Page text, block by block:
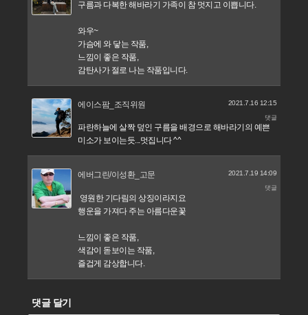
구름과 다복한 해바라기 가족이 참 멋지고 이쁩니다.
와우~
가슴에 와 닿는 작품,
느낌이 좋은 작품,
감탄사가 절로 나는 작품입니다.
에이스팜_조직위원 2021.7.16 12:15
댓글
파란하늘에 살짝 덮인 구름을 배경으로 해바라기의 예쁜
미소가 보이는듯...멋집니다 ^^
에버그린/이성환_고문 2021.7.19 14:09
댓글
영원한 기다림의 상징이라지요
행운을 가져다 주는 아름다운꽃
느낌이 좋은 작품,
색감이 돋보이는 작품,
즐겁게 감상합니다.
댓글 달기